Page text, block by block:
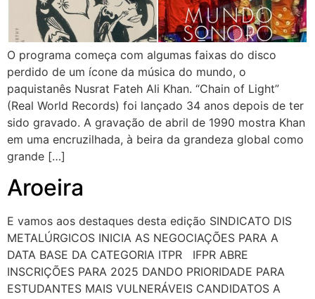
O programa começa com algumas faixas do disco
perdido de um ícone da música do mundo, o
paquistanês Nusrat Fateh Ali Khan. “Chain of Light”
(Real World Records) foi lançado 34 anos depois de ter
sido gravado. A gravação de abril de 1990 mostra Khan
em uma encruzilhada, à beira da grandeza global como
grande […]
Aroeira
E vamos aos destaques desta edição SINDICATO DIS
METALÚRGICOS INICIA AS NEGOCIAÇÕES PARA A
DATA BASE DA CATEGORIA ITPR IFPR ABRE
INSCRIÇÕES PARA 2025 DANDO PRIORIDADE PARA
ESTUDANTES MAIS VULNERÁVEIS CANDIDATOS A